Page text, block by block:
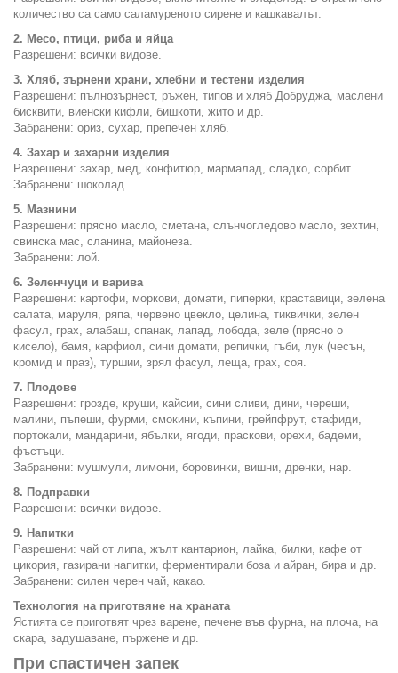
количество са само саламуреното сирене и кашкавалът.
2. Месо, птици, риба и яйца
Разрешени: всички видове.
3. Хляб, зърнени храни, хлебни и тестени изделия
Разрешени: пълнозърнест, ръжен, типов и хляб Добруджа, маслени
бисквити, виенски кифли, бишкоти, жито и др.
Забранени: ориз, сухар, препечен хляб.
4. Захар и захарни изделия
Разрешени: захар, мед, конфитюр, мармалад, сладко, сорбит.
Забранени: шоколад.
5. Мазнини
Разрешени: прясно масло, сметана, слънчогледово масло, зехтин,
свинска мас, сланина, майонеза.
Забранени: лой.
6. Зеленчуци и варива
Разрешени: картофи, моркови, домати, пиперки, краставици, зелена
салата, маруля, ряпа, червено цвекло, целина, тиквички, зелен
фасул, грах, алабаш, спанак, лапад, лобода, зеле (прясно о
кисело), бамя, карфиол, сини домати, репички, гъби, лук (чесън,
кромид и праз), туршии, зрял фасул, леща, грах, соя.
7. Плодове
Разрешени: грозде, круши, кайсии, сини сливи, дини, череши,
малини, пъпеши, фурми, смокини, къпини, грейпфрут, стафиди,
портокали, мандарини, ябълки, ягоди, праскови, орехи, бадеми,
фъстъци.
Забранени: мушмули, лимони, боровинки, вишни, дренки, нар.
8. Подправки
Разрешени: всички видове.
9. Напитки
Разрешени: чай от липа, жълт кантарион, лайка, билки, кафе от
цикория, газирани напитки, ферментирали боза и айран, бира и др.
Забранени: силен черен чай, какао.
Технология на приготвяне на храната
Ястията се приготвят чрез варене, печене във фурна, на плоча, на
скара, задушаване, пържене и др.
При спастичен запек